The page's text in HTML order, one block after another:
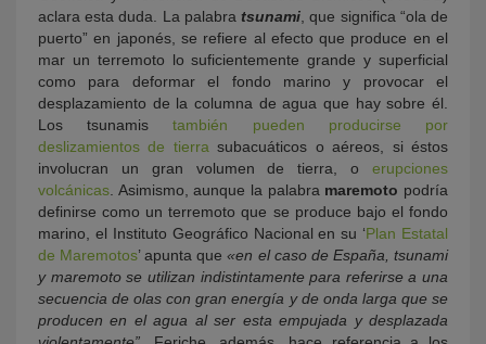
aclara esta duda. La palabratsunami , que significa “ola de
puerto” en japonés, se refiere al efecto que produce en el
mar un terremoto lo suficientemente grande y superficial
como para deformar el fondo marino y provocar el
desplazamiento de la columna de agua que hay sobre él.
Los tsunamis también pueden producirse por
deslizamientos de tierra subacuáticos o aéreos, si éstos
involucran un gran volumen de tierra, o erupciones
volcánicas . Asimismo, aunque la palabra maremoto podría
definirse como un terremoto que se produce bajo el fondo
marino, el Instituto Geográfico Nacional en su ‘Plan Estatal
de Maremotos’ apunta que«en el caso de España, tsunami
y maremoto se utilizan indistintamente para referirse a una
secuencia de olas con gran energía y de onda larga que se
producen en el agua al ser esta empujada y desplazada